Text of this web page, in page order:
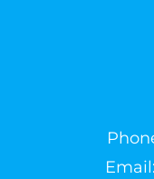
Email: